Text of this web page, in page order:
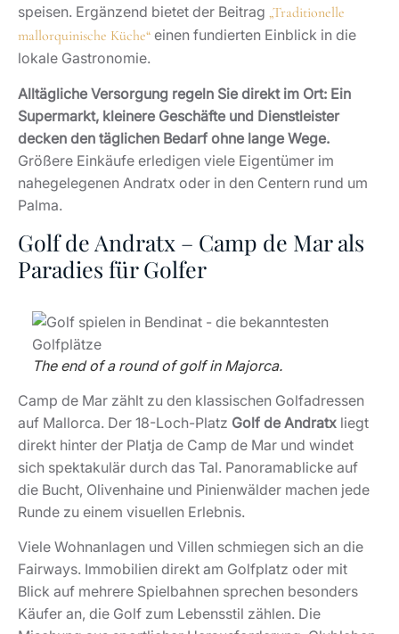
speisen. Ergänzend bietet der Beitrag „Traditionelle
mallorquinische Küche“ einen fundierten Einblick in die
lokale Gastronomie.
Alltägliche Versorgung regeln Sie direkt im Ort: Ein
Supermarkt, kleinere Geschäfte und Dienstleister
decken den täglichen Bedarf ohne lange Wege.
Größere Einkäufe erledigen viele Eigentümer im
nahegelegenen Andratx oder in den Centern rund um
Palma.
Golf de Andratx – Camp de Mar als
Paradies für Golfer
The end of a round of golf in Majorca.
Camp de Mar zählt zu den klassischen Golfadressen
auf Mallorca. Der 18-Loch-Platz Golf de Andratx liegt
direkt hinter der Platja de Camp de Mar und windet
sich spektakulär durch das Tal. Panoramablicke auf
die Bucht, Olivenhaine und Pinienwälder machen jede
Runde zu einem visuellen Erlebnis.
Viele Wohnanlagen und Villen schmiegen sich an die
Fairways. Immobilien direkt am Golfplatz oder mit
Blick auf mehrere Spielbahnen sprechen besonders
Käufer an, die Golf zum Lebensstil zählen. Die